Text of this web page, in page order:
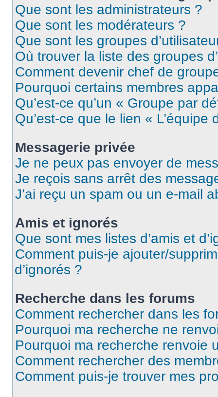
Que sont les administrateurs ?
Que sont les modérateurs ?
Que sont les groupes
Où trouver la liste des groupes
Comment devenir chef de
Pourquoi certains membres
Qu’est-ce qu’un « Groupe par
Qu’est-ce que le lien « L’équipe
Messagerie privée
Je ne peux pas envoyer de
Je reçois sans arrêt des
J’ai reçu un spam ou un e-mail
Amis et ignorés
Que sont mes listes d’amis et
Comment puis-je ajouter/
d’ignorés ?
Recherche dans les forums
Comment rechercher dans les
Pourquoi ma recherche ne
Pourquoi ma recherche renvoie
Comment rechercher des
Comment puis-je trouver mes